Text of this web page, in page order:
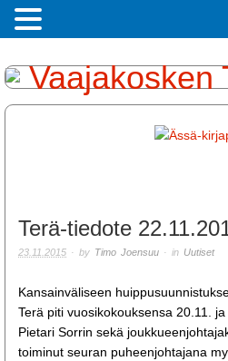
Terä-tiedote
23.11.2015 · by Timo Joensuu · in Uutiset
Kansainväliseen
Terä piti vuosikokouksensa 20.11.
Pietari Sorrin sekä
toiminut seuran puheenjohtajana